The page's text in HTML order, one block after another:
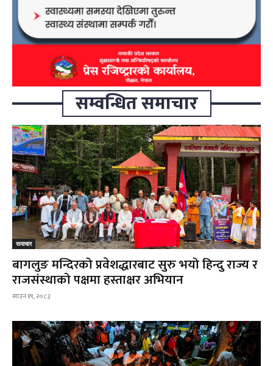
सम्वन्धित समाचार
समाचार
बागलुङ मन्दिरको प्रवेशद्धारबाट सुरु भयो हिन्दु राज्य र
राजसंस्थाको पक्षमा हस्ताक्षर अभियान
साउन १९, २०८३